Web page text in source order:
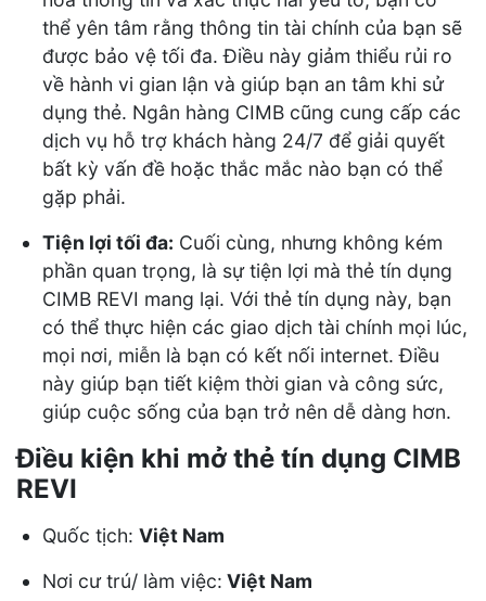
thể yên tâm rằng thông tin tài chính của bạn sẽ
được bảo vệ tối đa. Điều này giảm thiểu rủi ro
về hành vi gian lận và giúp bạn an tâm khi sử
dụng thẻ. Ngân hàng CIMB cũng cung cấp các
dịch vụ hỗ trợ khách hàng 24/7 để giải quyết
bất kỳ vấn đề hoặc thắc mắc nào bạn có thể
gặp phải.
Tiện lợi tối đa: Cuối cùng, nhưng không kém
phần quan trọng, là sự tiện lợi mà thẻ tín dụng
CIMB REVI mang lại. Với thẻ tín dụng này, bạn
có thể thực hiện các giao dịch tài chính mọi lúc,
mọi nơi, miễn là bạn có kết nối internet. Điều
này giúp bạn tiết kiệm thời gian và công sức,
giúp cuộc sống của bạn trở nên dễ dàng hơn.
Điều kiện khi mở thẻ tín dụng CIMB
REVI
Quốc tịch: Việt Nam
Nơi cư trú/ làm việc: Việt Nam